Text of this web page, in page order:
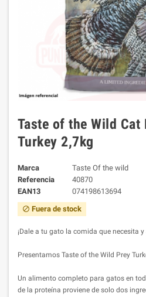
Taste of the Wild Cat
Turkey 2,7kg
Marca
Taste Of the wild
Referencia
40870
EAN13
074198613694
block Fuera de stock
¡Dale a tu gato la comida que necesita
Presentamos Taste of the Wild Prey
Un alimento completo para gatos en
de la proteína proviene de solo dos